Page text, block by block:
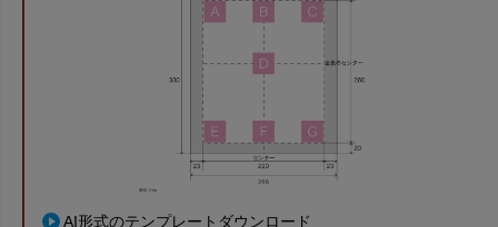
AI形式のテンプレートダウンロード